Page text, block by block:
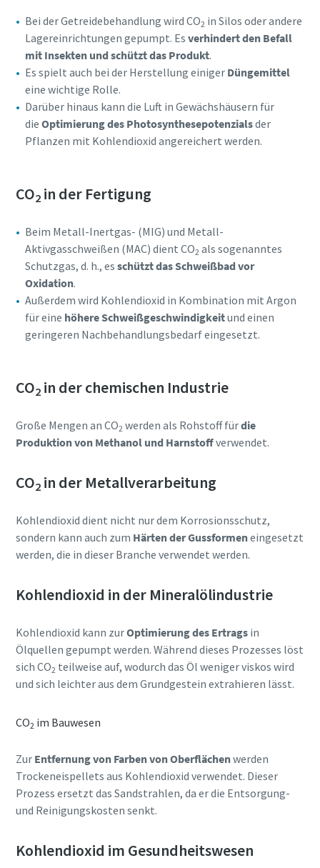
Bei der Getreidebehandlung wird CO2 in Silos oder andere
Lagereinrichtungen gepumpt. Es verhindert den Befall
mit Insekten und schützt das Produkt.
Es spielt auch bei der Herstellung einiger Düngemittel
eine wichtige Rolle.
Darüber hinaus kann die Luft in Gewächshäusern für
die Optimierung des Photosynthesepotenzialsder
Pflanzen mit Kohlendioxid angereichert werden.
CO2in der Fertigung
Beim Metall-Inertgas- (MIG) und Metall-
Aktivgasschweißen (MAC) dient CO2 als sogenanntes
Schutzgas, d. h., esschützt das Schweißbad vor
Oxidation.
Außerdem wird Kohlendioxid in Kombination mit Argon
für eine höhere Schweißgeschwindigkeitund einen
geringeren Nachbehandlungsbedarf eingesetzt.
CO2in der chemischen Industrie
Große Mengen an CO2 werden als Rohstoff fürdie
Produktion von Methanol und Harnstoffverwendet.
CO2in der Metallverarbeitung
Kohlendioxid dient nicht nur dem Korrosionsschutz,
sondern kann auch zum Härten der Gussformeneingesetzt
werden, die in dieser Branche verwendet werden.
Kohlendioxid in der Mineralölindustrie
Kohlendioxid kann zurOptimierung des Ertragsin
Ölquellen gepumpt werden. Während dieses Prozesses löst
sich CO2 teilweise auf, wodurch das Öl weniger viskos wird
und sich leichter aus dem Grundgestein extrahieren lässt.
CO2 im Bauwesen
Zur Entfernung von Farben von Oberflächenwerden
Trockeneispellets aus Kohlendioxid verwendet. Dieser
Prozess ersetzt das Sandstrahlen, da er die Entsorgung-
und Reinigungskosten senkt.
Kohlendioxid im Gesundheitswesen